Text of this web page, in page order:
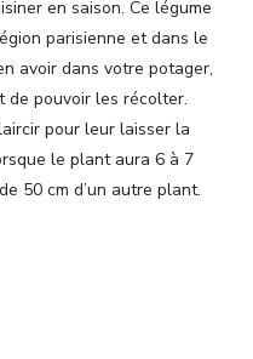
en saison. Ce légume
parisienne et dans le
avoir dans votre potager,
de pouvoir les récolter.
pour leur laisser la
le plant aura 6 à 7
50 cm d’un autre plant.